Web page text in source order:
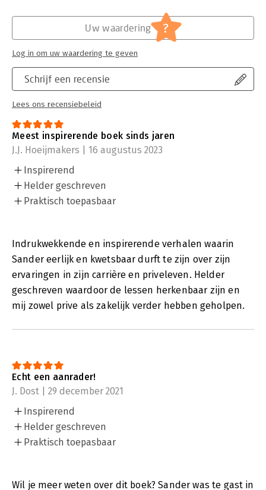
Schrijf een recensie
Lees ons recensiebeleid
Uw waardering ?
Log in om uw waardering te geven
Meest inspirerende boek sinds jaren
J.J. Hoeijmakers | 16 augustus 2023
Inspirerend
Helder geschreven
Praktisch toepasbaar
Indrukwekkende en inspirerende verhalen waarin
Sander eerlijk en kwetsbaar durft te zijn over zijn
ervaringen in zijn carrière en priveleven. Helder
geschreven waardoor de lessen herkenbaar zijn en
mij zowel prive als zakelijk verder hebben geholpen.
Echt een aanrader!
J. Dost | 29 december 2021
Inspirerend
Helder geschreven
Praktisch toepasbaar
Wil je meer weten over dit boek? Sander was te gast in